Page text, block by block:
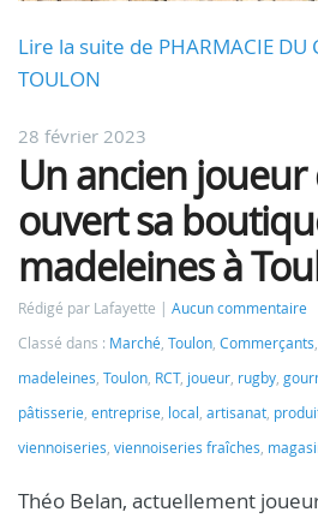
Lire la suite de PHARMACIE DU
TOULON
28 février 2023
Un ancien joueur
ouvert sa
madeleines à
Rédigé par Lafayette
Aucun commentaire
Classé dans : Marché, Toulon, Commerçants,
madeleines, Toulon, RCT, joueur, rugby,
pâtisserie, entreprise, local , artisanat,
viennoiseries, viennoiseries fraîches,
Théo Belan, actuellement